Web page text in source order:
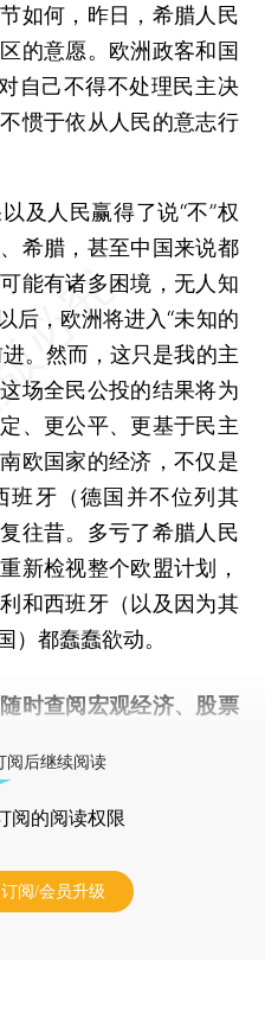
如何，昨日，希腊人民
的意愿。欧洲政客和国
自己不得不处理民主决
惯于依从人民的意志行
人民赢得了说“不”权
希腊，甚至中国来说都
能有诸多困境，无人知
后，欧洲将进入“未知的
。然而，这只是我的主
场全民公投的结果将为
、更公平、更基于民主
欧国家的经济，不仅是
班牙（德国并不位列其
往昔。多亏了希腊人民
新检视整个欧盟计划，
和西班牙（以及因为其
）都蠢蠢欲动。
随时查阅宏观经济、股票
阅后继续阅读
阅的阅读权限
订阅/会员升级